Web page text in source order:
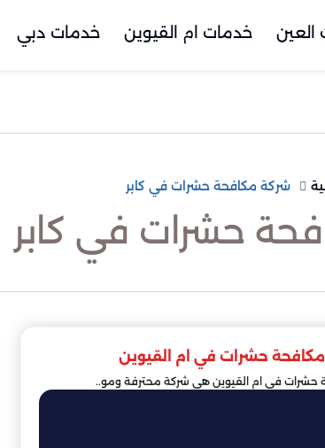
العين خدمات ام القيوين خدمات دبي
شركة مكافحة حشرات في كابر
حشرات في كابر
حشرات في ام القيوين
حشرات في ام القيوين هي شركة محترفة ومو..